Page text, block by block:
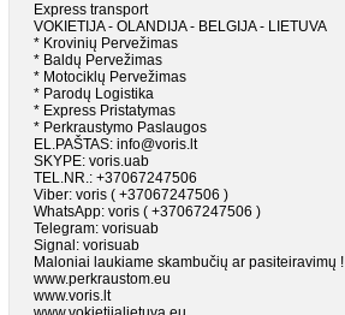
Express transport
VOKIETIJA - OLANDIJA - BELGIJA - LIETUVA
* Krovinių Pervežimas
* Baldų Pervežimas
* Motociklų Pervežimas
* Parodų Logistika
* Express Pristatymas
* Perkraustymo Paslaugos
EL.PAŠTAS: info@voris.lt
SKYPE: voris.uab
TEL.NR.: +37067247506
Viber: voris ( +37067247506 )
WhatsApp: voris ( +37067247506 )
Telegram: vorisuab
Signal: vorisuab
Maloniai laukiame skambučių ar pasiteiravimų !
www.perkraustom.eu
www.voris.lt